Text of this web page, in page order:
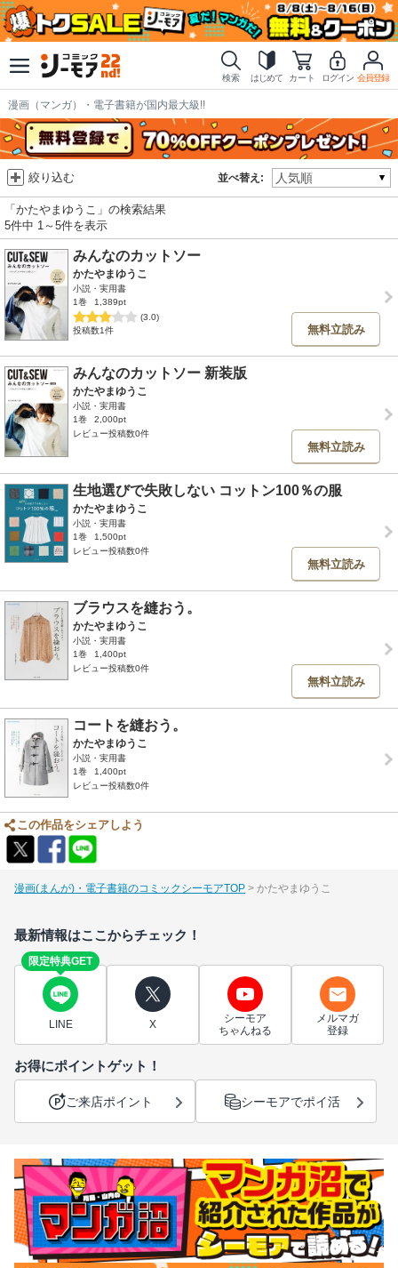
検索 はじめて カート ログイン 会員登録
漫画（マンガ）・電子書籍が国内最大級!!
並べ替え:
絞り込む
「かたやまゆうこ」の検索結果
5件中 1～5件を表示
みんなのカットソー
かたやまゆうこ
小説・実用書
1巻
1,389pt
(3.0)
投稿数1件
無料立読み
みんなのカットソー 新装版
かたやまゆうこ
小説・実用書
1巻
2,000pt
レビュー投稿数0件
無料立読み
生地選びで失敗しない コットン100％の服
かたやまゆうこ
小説・実用書
1巻
1,500pt
レビュー投稿数0件
無料立読み
ブラウスを縫おう。
かたやまゆうこ
小説・実用書
1巻
1,400pt
レビュー投稿数0件
無料立読み
コートを縫おう。
かたやまゆうこ
小説・実用書
1巻
1,400pt
レビュー投稿数0件
この作品をシェアしよう
漫画(まんが)・電子書籍のコミックシーモアTOP かたやまゆうこ
最新情報はここからチェック！
限定特典GET
LINE X
シーモア
ちゃんねる
メルマガ
登録
お得にポイントゲット！
ご来店ポイント シーモアでポイ活